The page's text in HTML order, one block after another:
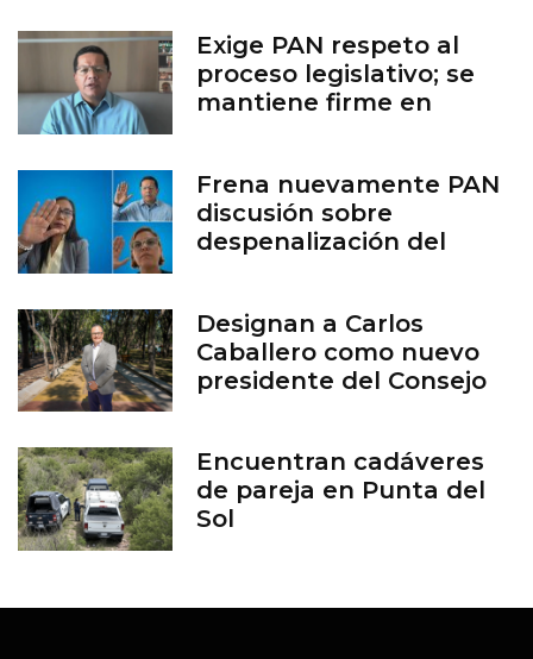
Exige PAN respeto al
proceso legislativo; se
mantiene firme en
Frena nuevamente PAN
discusión sobre
despenalización del
Designan a Carlos
Caballero como nuevo
presidente del Consejo
Encuentran cadáveres
de pareja en Punta del
Sol